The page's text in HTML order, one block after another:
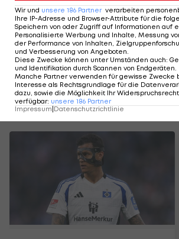
Highlights: Nach frühem Rückstand:
Austria Salzburg schießt die Vienna ab
Fußball - ADMIRAL 2. Liga
Mehr zum Thema
Wir und unsere 186 Partner verarbeiten
Ihre IP-Adresse und Browser-Attribute für die
Speichern von oder Zugriff auf Informationen auf
Personalisierte Werbung und Inhalte, Messung
der Performance von Inhalten,
und Verbesserung von Angeboten.
Diese Zwecke können unter Umständen auch:
und Identifikation durch Scannen von Endgeräten.
Manche Partner verwenden für gewisse Zwecke
Interesse als Rechtsgrundlage für die
dazu, sowie die Möglichkeit Ihr
verfügbar: unsere 186 Partner
Impressum Datenschutzrichtlinie